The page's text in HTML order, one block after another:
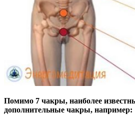
Помимо 7 чакры, наиболее
дополнительные чакры, например: